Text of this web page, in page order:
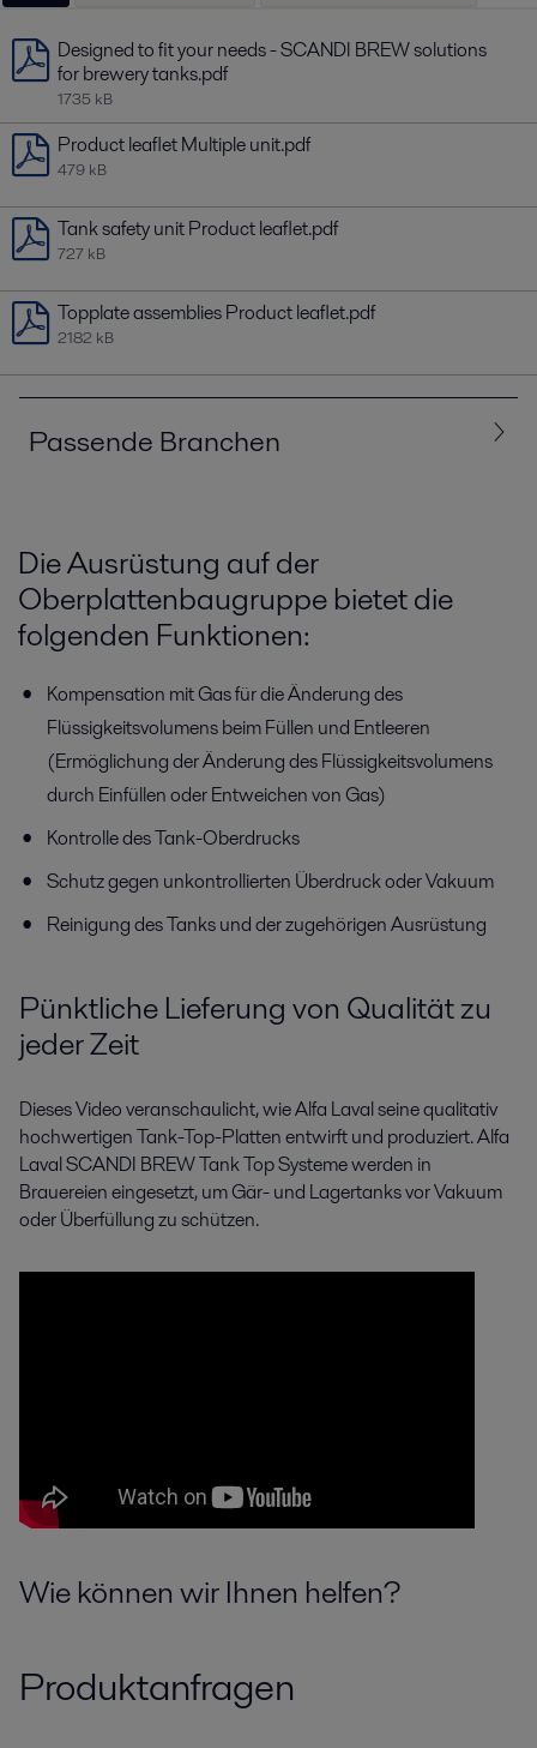
Designed to fit your needs - SCANDI BREW solutions
for brewery tanks.pdf
1735 kB
Product leaflet Multiple unit.pdf
479 kB
Tank safety unit Product leaflet.pdf
727 kB
Topplate assemblies Product leaflet.pdf
2182 kB
Passende Branchen
Getränkeverarbeitung
Möchten Sie den Energie- und Wasserverbrauch senken und gleichzeitig
Getränkeanlagen und Verarbeitungslösungen können Ihnen dabei
Die Ausrüstung auf der
Oberplattenbaugruppe bietet die
folgenden Funktionen:
Kompensation mit Gas für die Änderung des
Flüssigkeitsvolumens beim Füllen und Entleeren
(Ermöglichung der Änderung des Flüssigkeitsvolumens
durch Einfüllen oder Entweichen von Gas)
Kontrolle des Tank-Oberdrucks
Schutz gegen unkontrollierten Überdruck oder Vakuum
Reinigung des Tanks und der zugehörigen Ausrüstung
Pünktliche Lieferung von Qualität zu
jeder Zeit
Dieses Video veranschaulicht, wie Alfa Laval seine qualitativ
hochwertigen Tank-Top-Platten entwirft und produziert. Alfa
Laval SCANDI BREW Tank Top Systeme werden in
Brauereien eingesetzt, um Gär- und Lagertanks vor Vakuum
oder Überfüllung zu schützen.
Wie können wir Ihnen helfen?
Produktanfragen